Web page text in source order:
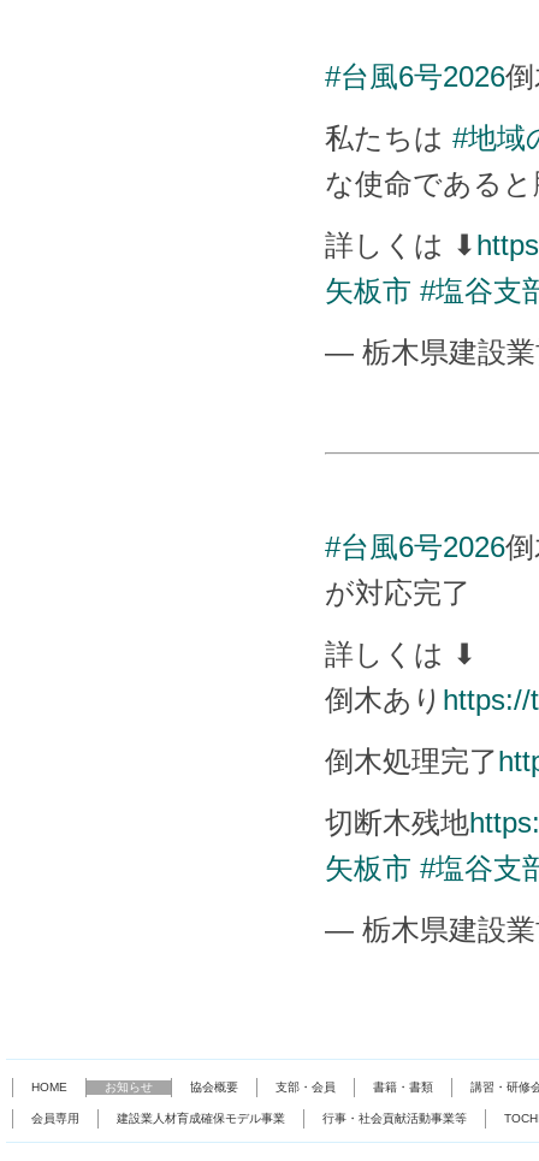
#台風6号2026
私たちは #地域
な使命である
詳しくは ⬇
矢板市 #塩谷支
— 栃木県建設
#台風6号2026
が対応完了
詳しくは ⬇
倒木あり https://
倒木処理完了
切断木残地
矢板市 #塩谷支
— 栃木県建設
HOME お知らせ 協会概要 支部・会員 書籍・書類 講習・研修
会員専用 建設業人材育成確保モデル事業 行事・社会貢献活動事業等